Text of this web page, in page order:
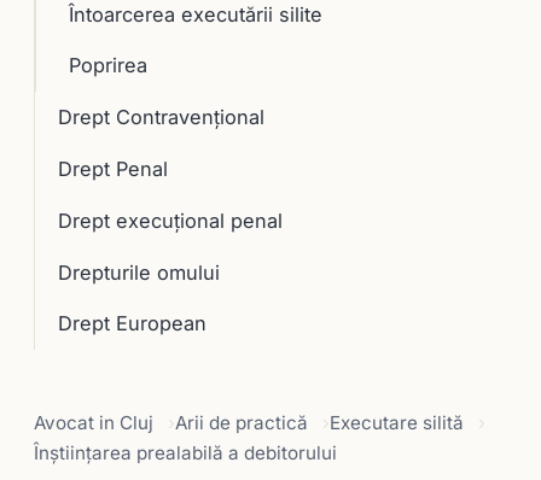
Întoarcerea executării silite
Poprirea
Drept Contravențional
Drept Penal
Drept execuţional penal
Drepturile omului
Drept European
Avocat in Cluj Arii de practică
Executare silită
Înştiinţarea prealabilă a debitorului